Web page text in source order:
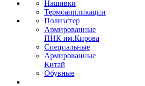
Нашивки
Термоаппликации
Полиэстер
Армированные
ПНК им.Кирова
Специальные
Армированные
Китай
Обувные